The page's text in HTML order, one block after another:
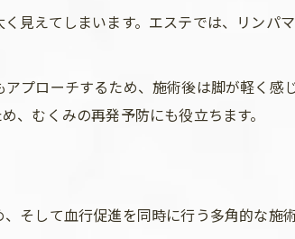
見えてしまいます。エステでは、リンパ
プローチするため、施術後は脚が軽く感
、むくみの再発予防にも役立ちます。
そして血行促進を同時に行う多角的な施